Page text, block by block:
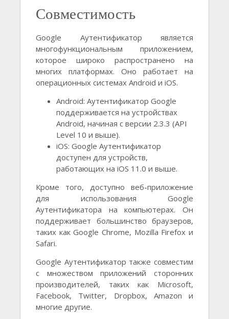
Совместимость
Google Аутентификатор является
многофункциональным приложением,
которое широко распространено на
многих платформах. Оно работает на
операционных системах Android и iOS.
Android: Аутентификатор Google
поддерживается на устройствах
Android, начиная с версии 2.3.3 (API
Level 10 и выше).
iOS: Google Аутентификатор
доступен для устройств,
работающих на iOS 11.0 и выше.
Кроме того, доступно веб-приложение
для использования Google
Аутентификатора на компьютерах. Он
поддерживает большинство браузеров,
таких как Google Chrome, Mozilla Firefox и
Safari.
Google Аутентификатор также совместим
с множеством приложений сторонних
производителей, таких как Microsoft,
Facebook, Twitter, Dropbox, Amazon и
многие другие.